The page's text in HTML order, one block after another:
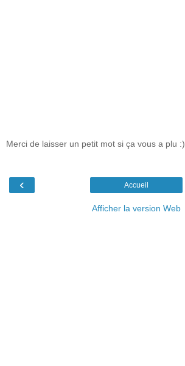
Merci de laisser un petit mot si ça vous a plu :)
‹ Accueil
Afficher la version Web